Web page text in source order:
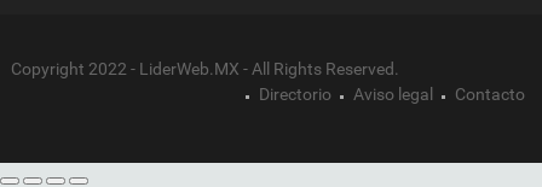
Copyright 2022 - LiderWeb.MX - All Rights Reserved.
Directorio
Aviso legal Contacto